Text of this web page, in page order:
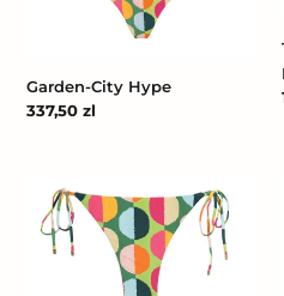
Garden-City Hype
Cena
337,50 zl
Bottom
Garden-
City
Ibiza